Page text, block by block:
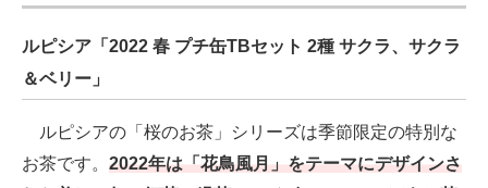
ルピシア「2022 春 プチ缶TBセット 2種 サクラ、サクラ
＆ベリー」
ルピシアの「桜のお茶」シリーズは季節限定の特別な
お茶です。 2022年は「花鳥風月」をテーマにデザインさ